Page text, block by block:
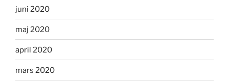
juni 2020
maj 2020
april 2020
mars 2020